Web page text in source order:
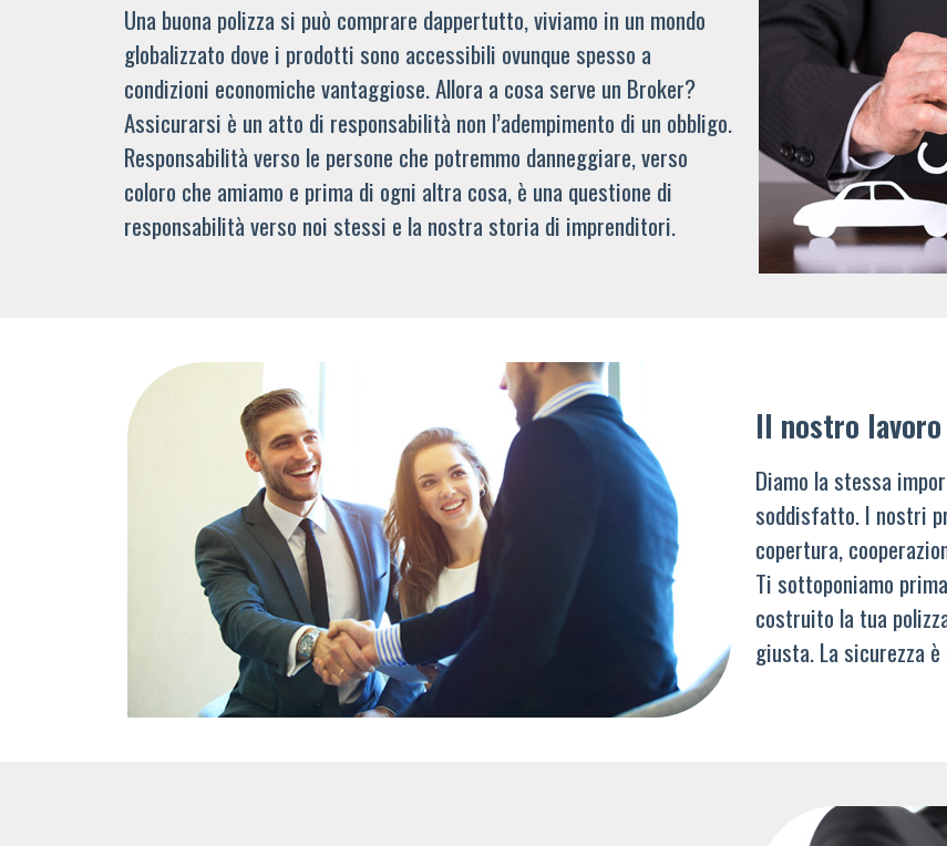
Una buona polizza si può comprare dappertutto, viviamo in un mondo
globalizzato dove i prodotti sono accessibili ovunque spesso a
condizioni economiche vantaggiose. Allora a cosa serve un Broker?
Assicurarsi è un atto di responsabilità non l’adempimento di un obbligo.
Responsabilità verso le persone che potremmo danneggiare, verso
coloro che amiamo e prima di ogni altra cosa, è una questione di
responsabilità verso noi stessi e la nostra storia di imprenditori.
Il nostro
Diamo la stessa
soddisfatto. I nostri
copertura,
Ti sottoponiamo
costruito la tua
giusta. La sicurezza